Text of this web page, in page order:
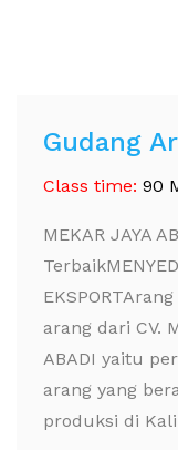
Gudang
Class time: 90
MEKAR JAYA
arang dari CV.
ABADI yaitu
arang yang
produksi di